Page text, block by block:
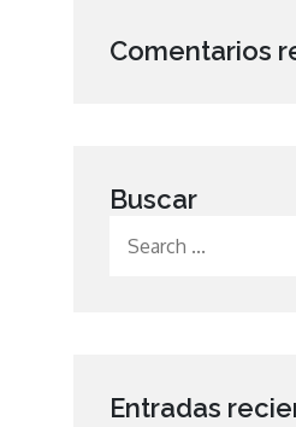
Comentarios
Buscar
Entradas